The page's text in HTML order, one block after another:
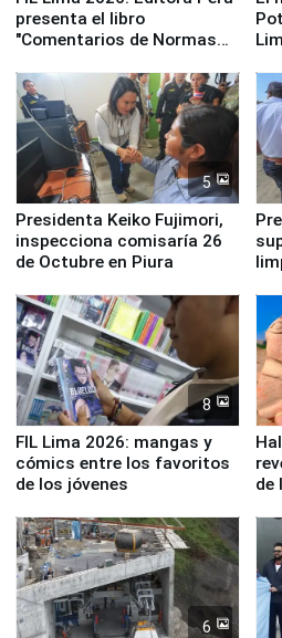
presenta el libro
"Comentarios de Normas
Derecho Colectivo"
5
Presidenta Keiko Fujimori,
inspecciona comisaría 26
de Octubre en Piura
8
FIL Lima 2026: mangas y
cómics entre los favoritos
de los jóvenes
de
6